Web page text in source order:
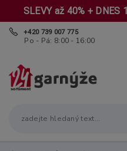
SLEVY až 40% + DNES
+420 739 007 775
Po - Pá: 8:00 - 16:00